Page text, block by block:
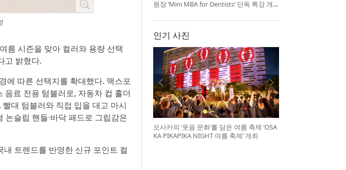
름 시즌을 맞아 컬러와 용량 선택
고 밝혔다.
에 따른 선택지를 확대했다. 맥스포
료 전용 텀블러로, 자동차 컵 홀더
대 텀블러와 직접 입을 대고 마시
슬립 핸들·바닥 패드로 그립감은
내 트렌드를 반영한 신규 포인트 컬
원장 ‘Mini MBA for Dentists’ 단독 특강 개
인기 사진
오사카의 ‘웃음 문화’를 담은 여름 축제 ‘OSA
KA PIKAPIKA NIGHT 여름 축제’ 개최